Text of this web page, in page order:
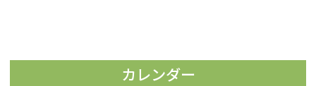
カレンダー